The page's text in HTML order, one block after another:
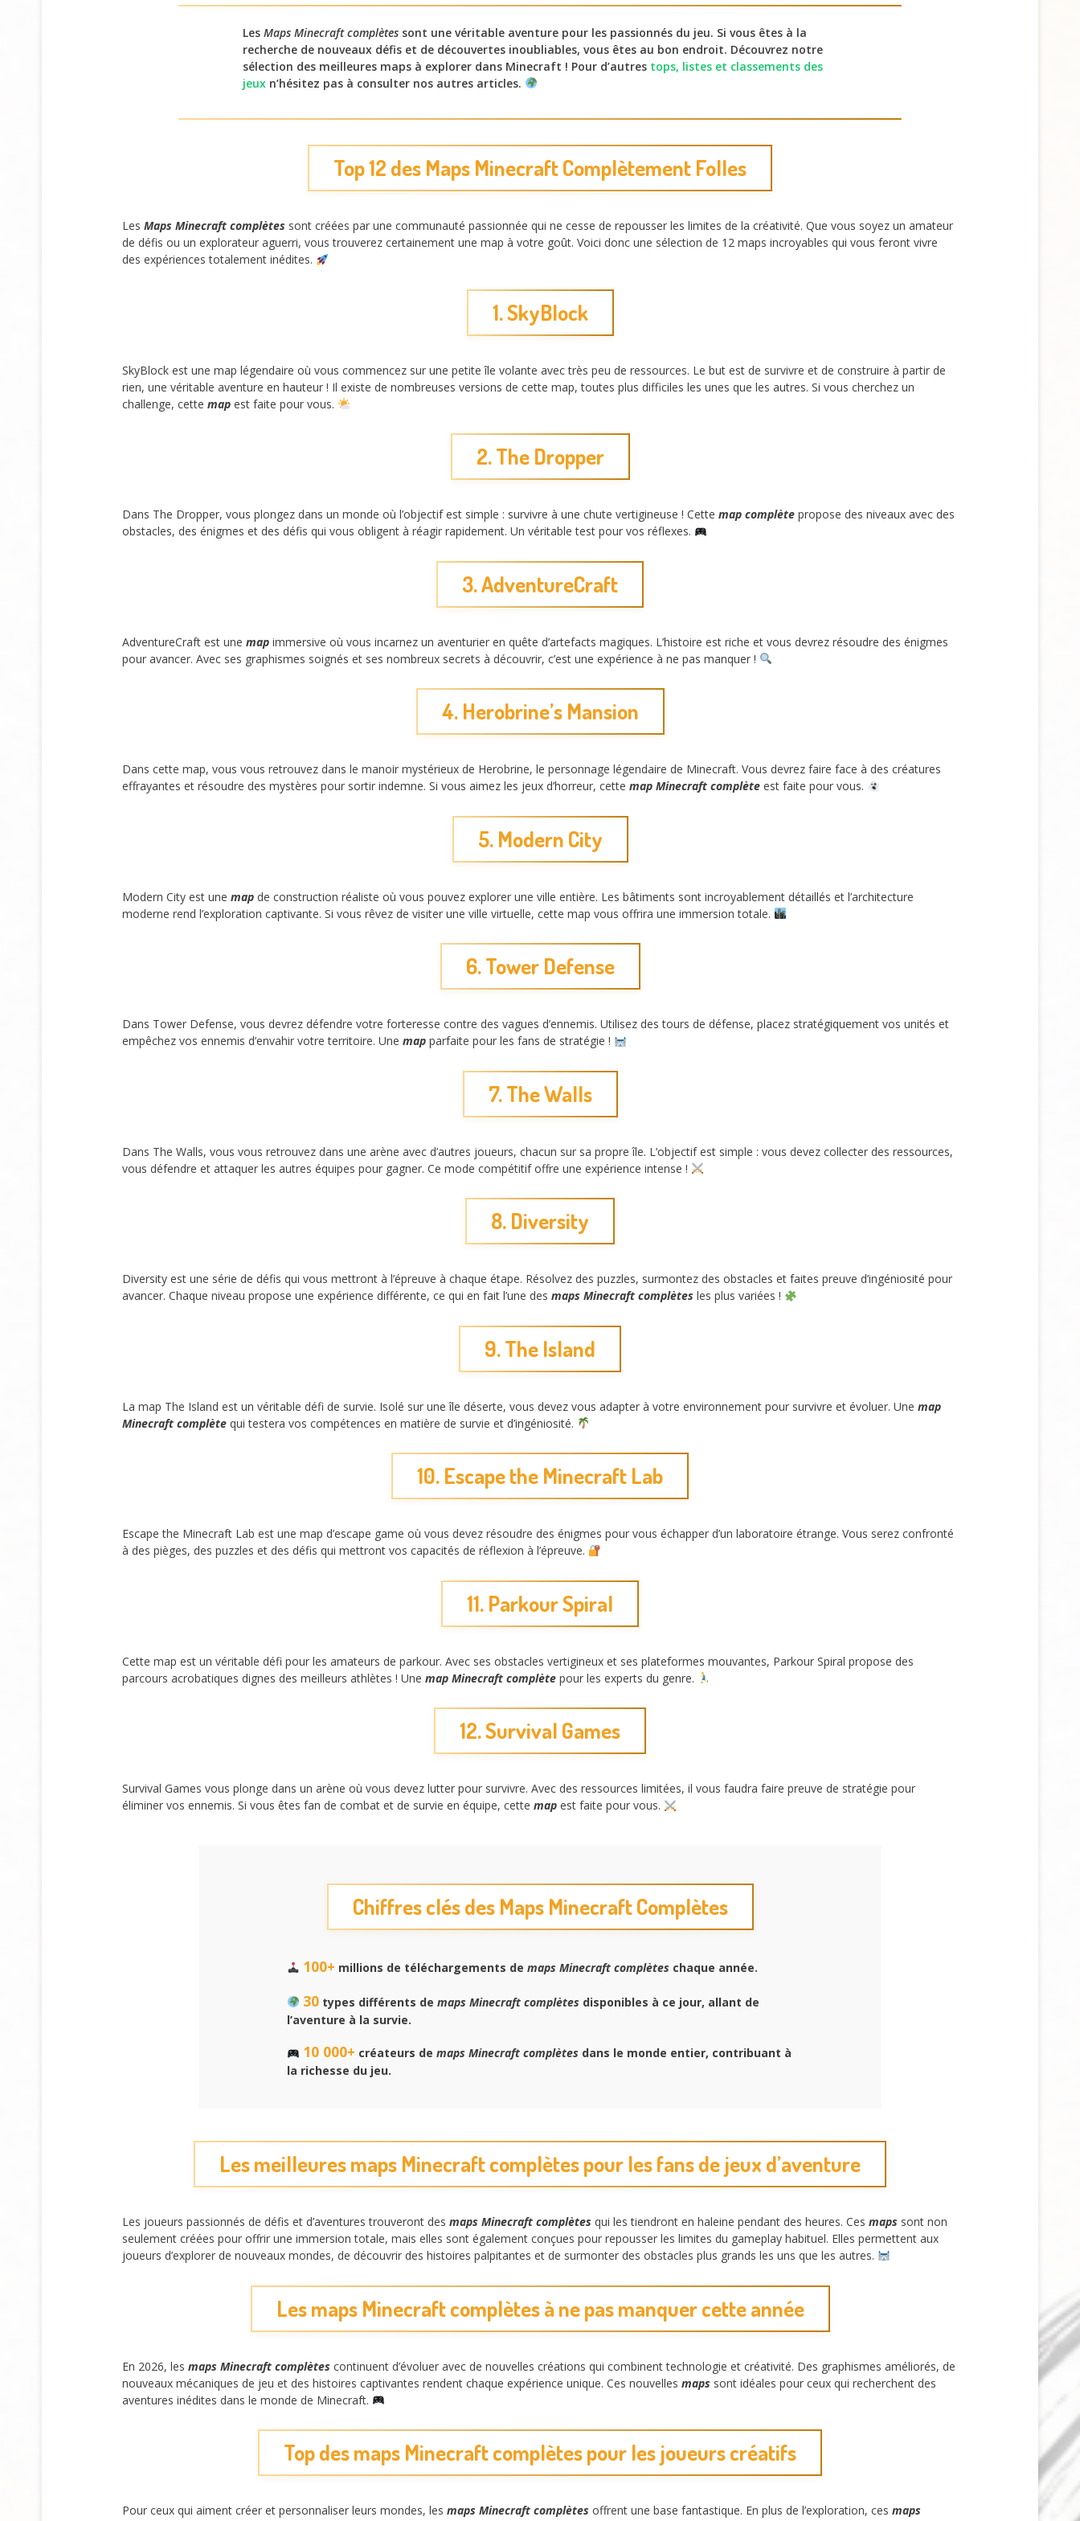
Les Maps Minecraft complètes sont une véritable aventure pour les passionnés du jeu. Si vous êtes à la
recherche de nouveaux défis et de découvertes inoubliables, vous êtes au bon endroit. Découvrez notre
sélection des meilleures maps à explorer dans Minecraft ! Pour d’autres tops, listes et classements des
jeux n’hésitez pas à consulter nos autres articles.
Top 12 des Maps Minecraft Complètement Folles
Les Maps Minecraft complètes sont créées par une communauté passionnée qui ne cesse de repousser les limites de la créativité. Que vous soyez un amateur
de défis ou un explorateur aguerri, vous trouverez certainement une map à votre goût. Voici donc une sélection de 12 maps incroyables qui vous feront vivre
des expériences totalement inédites.
1. SkyBlock
SkyBlock est une map légendaire où vous commencez sur une petite île volante avec très peu de ressources. Le but est de survivre et de construire à partir de
rien, une véritable aventure en hauteur ! Il existe de nombreuses versions de cette map, toutes plus difficiles les unes que les autres. Si vous cherchez un
challenge, cette map est faite pour vous.
2. The Dropper
Dans The Dropper, vous plongez dans un monde où l’objectif est simple : survivre à une chute vertigineuse ! Cette map complète propose des niveaux avec des
obstacles, des énigmes et des défis qui vous obligent à réagir rapidement. Un véritable test pour vos réflexes.
3. AdventureCraft
AdventureCraft est une map immersive où vous incarnez un aventurier en quête d’artefacts magiques. L’histoire est riche et vous devrez résoudre des énigmes
pour avancer. Avec ses graphismes soignés et ses nombreux secrets à découvrir, c’est une expérience à ne pas manquer !
4. Herobrine’s Mansion
Dans cette map, vous vous retrouvez dans le manoir mystérieux de Herobrine, le personnage légendaire de Minecraft. Vous devrez faire face à des créatures
effrayantes et résoudre des mystères pour sortir indemne. Si vous aimez les jeux d’horreur, cette map Minecraft complète est faite pour vous.
5. Modern City
Modern City est une map de construction réaliste où vous pouvez explorer une ville entière. Les bâtiments sont incroyablement détaillés et l’architecture
moderne rend l’exploration captivante. Si vous rêvez de visiter une ville virtuelle, cette map vous offrira une immersion totale.
6. Tower Defense
Dans Tower Defense, vous devrez défendre votre forteresse contre des vagues d’ennemis. Utilisez des tours de défense, placez stratégiquement vos unités et
empêchez vos ennemis d’envahir votre territoire. Une map parfaite pour les fans de stratégie !
7. The Walls
Dans The Walls, vous vous retrouvez dans une arène avec d’autres joueurs, chacun sur sa propre île. L’objectif est simple : vous devez collecter des ressources,
vous défendre et attaquer les autres équipes pour gagner. Ce mode compétitif offre une expérience intense !
8. Diversity
Diversity est une série de défis qui vous mettront à l’épreuve à chaque étape. Résolvez des puzzles, surmontez des obstacles et faites preuve d’ingéniosité pour
avancer. Chaque niveau propose une expérience différente, ce qui en fait l’une des maps Minecraft complètes les plus variées !
9. The Island
La map The Island est un véritable défi de survie. Isolé sur une île déserte, vous devez vous adapter à votre environnement pour survivre et évoluer. Une map
Minecraft complète qui testera vos compétences en matière de survie et d’ingéniosité.
10. Escape the Minecraft Lab
Escape the Minecraft Lab est une map d’escape game où vous devez résoudre des énigmes pour vous échapper d’un laboratoire étrange. Vous serez confronté
à des pièges, des puzzles et des défis qui mettront vos capacités de réflexion à l’épreuve.
11. Parkour Spiral
Cette map est un véritable défi pour les amateurs de parkour. Avec ses obstacles vertigineux et ses plateformes mouvantes, Parkour Spiral propose des
parcours acrobatiques dignes des meilleurs athlètes ! Une map Minecraft complète pour les experts du genre.
12. Survival Games
Survival Games vous plonge dans un arène où vous devez lutter pour survivre. Avec des ressources limitées, il vous faudra faire preuve de stratégie pour
éliminer vos ennemis. Si vous êtes fan de combat et de survie en équipe, cette map est faite pour vous.
Chiffres clés des Maps Minecraft Complètes
100+ millions de téléchargements de maps Minecraft complètes chaque année.
30types différents de maps Minecraft complètes disponibles à ce jour, allant de
l’aventure à la survie.
10 000+ créateurs de maps Minecraft complètes dans le monde entier, contribuant à
la richesse du jeu.
Les meilleures maps Minecraft complètes pour les fans de jeux d’aventure
Les joueurs passionnés de défis et d’aventures trouveront des maps Minecraft complètes qui les tiendront en haleine pendant des heures. Ces maps sont non
seulement créées pour offrir une immersion totale, mais elles sont également conçues pour repousser les limites du gameplay habituel. Elles permettent aux
joueurs d’explorer de nouveaux mondes, de découvrir des histoires palpitantes et de surmonter des obstacles plus grands les uns que les autres.
Les maps Minecraft complètes à ne pas manquer cette année
En 2026, les maps Minecraft complètes continuent d’évoluer avec de nouvelles créations qui combinent technologie et créativité. Des graphismes améliorés, de
nouveaux mécaniques de jeu et des histoires captivantes rendent chaque expérience unique. Ces nouvelles maps sont idéales pour ceux qui recherchent des
aventures inédites dans le monde de Minecraft.
Top des maps Minecraft complètes pour les joueurs créatifs
Pour ceux qui aiment créer et personnaliser leurs mondes, les maps Minecraft complètes offrent une base fantastique. En plus de l’exploration, ces maps